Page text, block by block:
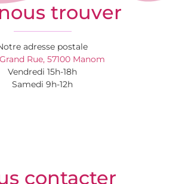
trouver
adresse postale
Rue, 57100 Manom
Vendredi 15h-18h
Samedi 9h-12h
contacter